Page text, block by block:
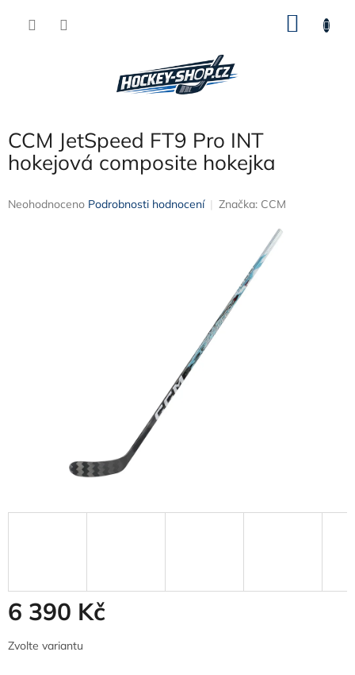
CCM JetSpeed FT9 Pro INT
hokejová composite hokejka
Průměrné
Neohodnoceno Podrobnosti hodnocení Značka: CCM
6 390 Kč
Měrná
cena:
Zvolte variantu